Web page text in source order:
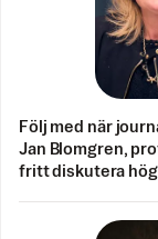
Följ med när
Jan Blomgren,
fritt diskutera